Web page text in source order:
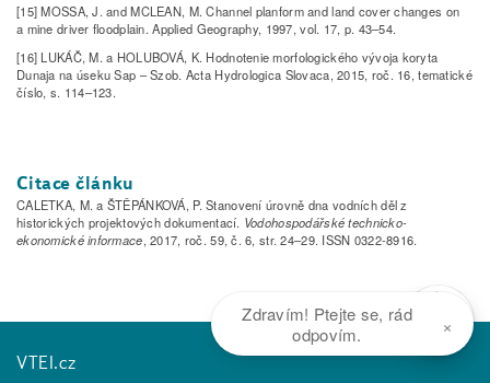
[15] MOSSA, J. and MCLEAN, M. Channel planform and land cover changes on
a mine driver floodplain. Applied Geography, 1997, vol. 17, p. 43–54.
[16] LUKÁČ, M. a HOLUBOVÁ, K. Hodnotenie morfologického vývoja koryta
Dunaja na úseku Sap – Szob. Acta Hydrologica Slovaca, 2015, roč. 16, tematické
číslo, s. 114–123.
Citace článku
CALETKA, M. a ŠTĚPÁNKOVÁ, P. Stanovení úrovně dna vodních děl z
historických projektových dokumentací. Vodohospodářské technicko-
ekonomické informace, 2017, roč. 59, č. 6, str. 24–29. ISSN 0322-8916.
VTEI.cz
Zdravím! Ptejte se, rád
odpovím.
×